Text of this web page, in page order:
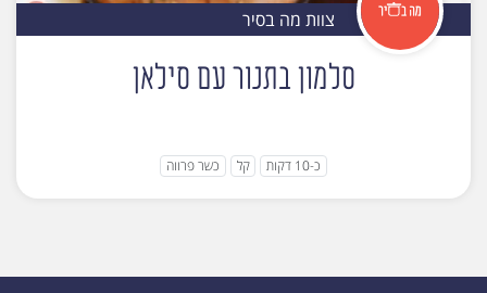
צוות מה בסיר
סלמון בתנור עם סילאן
כ-10 דקות קל כשר פרווה